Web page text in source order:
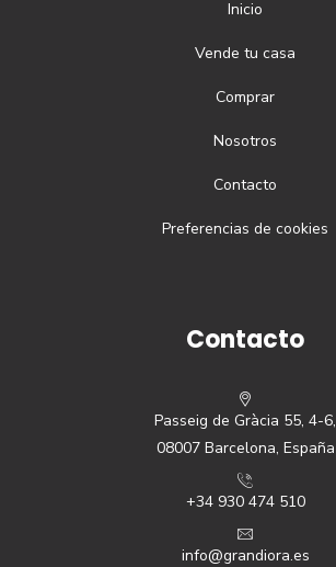
Inicio
Vende tu casa
Comprar
Nosotros
Contacto
Preferencias de cookies
Contacto
Passeig de Gràcia 55, 4-6,
08007 Barcelona, España
+34 930 474 510
info@grandiora.es